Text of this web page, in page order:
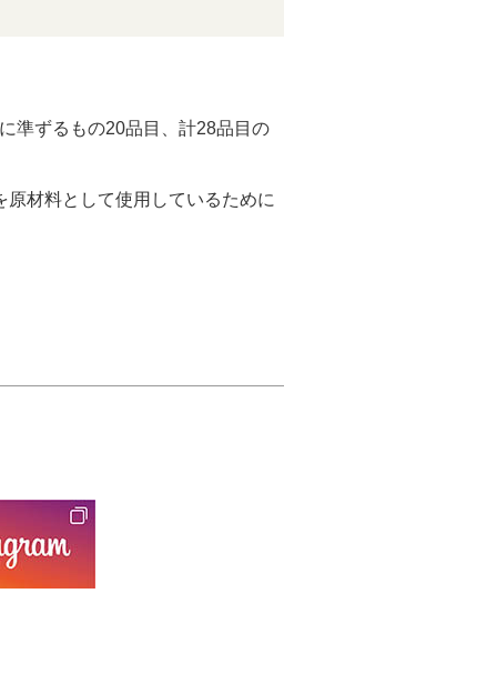
準ずるもの20品目、計28品目の
材料として使用しているために